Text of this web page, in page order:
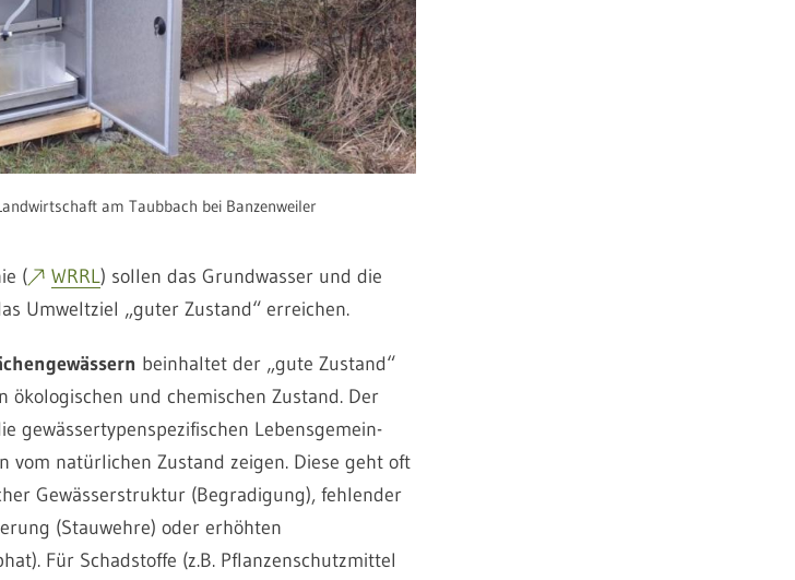
am Taubbach bei Banzenweiler
( WRRL) sollen das Grundwasser und die
Umweltziel „guter Zustand“ erreichen.
beinhaltet der „gute Zustand“
ökologischen und chemischen Zustand. Der
gewässertypenspezifischen Lebensgemein-
vom natürlichen Zustand zeigen. Diese geht oft
Gewässerstruktur (Begradigung), fehlender
(Stauwehre) oder erhöhten
Für Schadstoffe (z.B. Pflanzenschutzmittel